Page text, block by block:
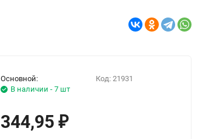
Основной:
В наличии - 7 шт
Код: 21931
344,95 ₽